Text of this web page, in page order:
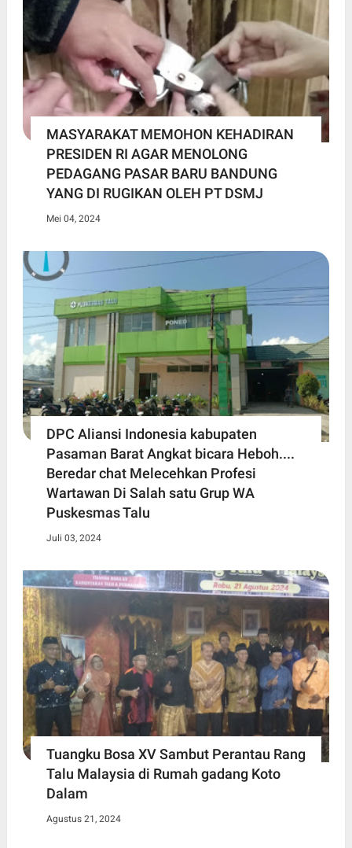
MASYARAKAT MEMOHON KEHADIRAN
PRESIDEN RI AGAR MENOLONG
PEDAGANG PASAR BARU BANDUNG
YANG DI RUGIKAN OLEH PT DSMJ
Mei 04, 2024
DPC Aliansi Indonesia kabupaten
Pasaman Barat Angkat bicara Heboh....
Beredar chat Melecehkan Profesi
Wartawan Di Salah satu Grup WA
Puskesmas Talu
Juli 03, 2024
Tuangku Bosa XV Sambut Perantau Rang
Talu Malaysia di Rumah gadang Koto
Dalam
Agustus 21, 2024